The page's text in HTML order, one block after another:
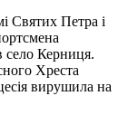
Святих Петра і
село Керниця.
Хреста
вирушила на